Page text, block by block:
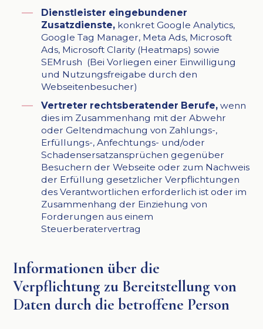
Dienstleister eingebundener
Zusatzdienste, konkret Google Analytics,
Google Tag Manager, Meta Ads, Microsoft
Ads, Microsoft Clarity (Heatmaps) sowie
SEMrush (Bei Vorliegen einer Einwilligung
und Nutzungsfreigabe durch den
Webseitenbesucher)
Vertreter rechtsberatender Berufe, wenn
dies im Zusammenhang mit der Abwehr
oder Geltendmachung von Zahlungs-,
Erfüllungs-, Anfechtungs- und/oder
Schadensersatzansprüchen gegenüber
Besuchern der Webseite oder zum Nachweis
der Erfüllung gesetzlicher Verpflichtungen
des Verantwortlichen erforderlich ist oder im
Zusammenhang der Einziehung von
Forderungen aus einem
Steuerberatervertrag
Informationen über die
Verpflichtung zu Bereitstellung von
Daten durch die betroffene Person